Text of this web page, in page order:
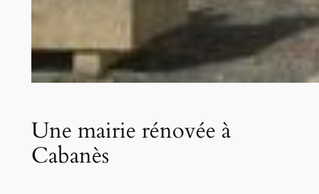
Une mairie rénovée à
Cabanès